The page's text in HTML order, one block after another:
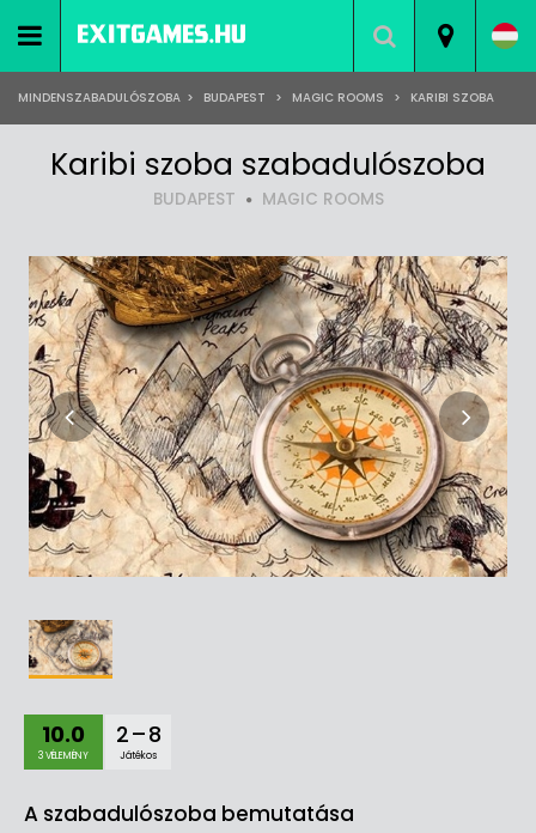
MINDENSZABADULÓSZOBA > BUDAPEST > MAGIC ROOMS > KARIBI SZOBA
Karibi szoba szabadulószoba
BUDAPEST MAGIC ROOMS
10.0
3 VÉLEMÉNY
2 – 8
Játékos
A szabadulószoba bemutatása